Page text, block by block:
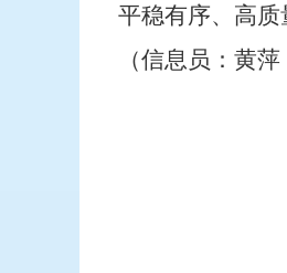
平稳有序、高质
（信息员：黄萍